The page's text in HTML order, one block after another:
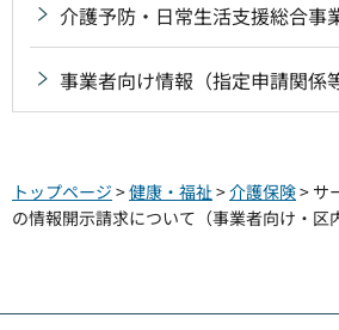
介護予防・日常生活支援総合事
事業者向け情報（指定申請関係等
トップページ >健康・福祉 >介護保険> サ
の情報開示請求について（事業者向け・区